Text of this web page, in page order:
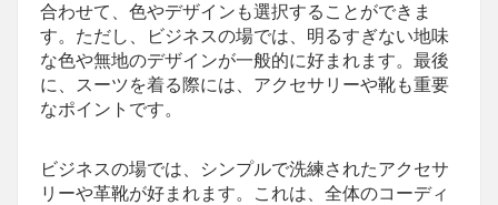
合わせて、色やデザインも選択することができま
す。ただし、ビジネスの場では、明るすぎない地味
な色や無地のデザインが一般的に好まれます。最後
に、スーツを着る際には、アクセサリーや靴も重要
なポイントです。
ビジネスの場では、シンプルで洗練されたアクセサ
リーや革靴が好まれます。これは、全体のコーディ